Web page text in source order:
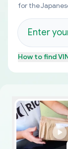
for the
How to find